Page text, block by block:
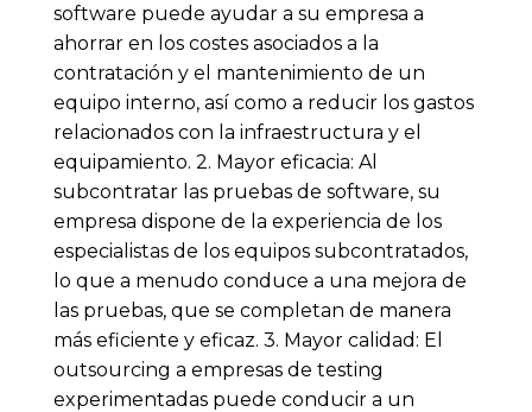
software puede ayudar a su empresa a
ahorrar en los costes asociados a la
contratación y el mantenimiento de un
equipo interno, así como a reducir los gastos
relacionados con la infraestructura y el
equipamiento. 2. Mayor eficacia: Al
subcontratar las pruebas de software, su
empresa dispone de la experiencia de los
especialistas de los equipos subcontratados,
lo que a menudo conduce a una mejora de
las pruebas, que se completan de manera
más eficiente y eficaz. 3. Mayor calidad: El
outsourcing a empresas de testing
experimentadas puede conducir a un